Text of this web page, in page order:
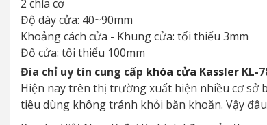
2 chìa cơ
Độ dày cửa: 40~90mm
Khoảng cách cửa - Khung cửa: tối thiểu 3mm
Đố cửa: tối thiểu 100mm
Đia chỉ uy tín cung cấp khóa cửa Kassler KL-
Hiện nay trên thị trường xuất hiện nhiều cơ sở
tiêu dùng không tránh khỏi băn khoăn. Vậy